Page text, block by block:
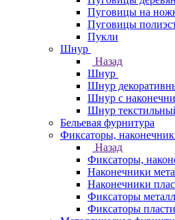
Пуговицы на
Пуговицы
Пукли
Шнур
Назад
Шнур
Шнур
Шнур с
Шнур
Бельевая фурнитура
Фиксаторы,
Назад
Фиксаторы,
Наконечники
Наконечники
Фиксаторы
Фиксаторы